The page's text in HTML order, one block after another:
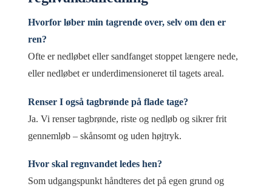
Hvorfor løber min tagrende over, selv om den er
ren?
Ofte er nedløbet eller sandfanget stoppet længere nede,
eller nedløbet er underdimensioneret til tagets areal.
Renser I også tagbrønde på flade tage?
Ja. Vi renser tagbrønde, riste og nedløb og sikrer frit
gennemløb – skånsomt og uden højtryk.
Hvor skal regnvandet ledes hen?
Som udgangspunkt håndteres det på egen grund og